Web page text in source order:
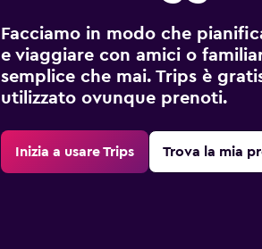
Facciamo in modo che
e viaggiare con amici o
semplice che mai. Trips è
utilizzato ovunque prenoti.
Inizia a usare Trips Trova la mia